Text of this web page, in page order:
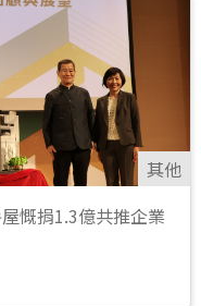
其他
慨捐1.3億共推企業